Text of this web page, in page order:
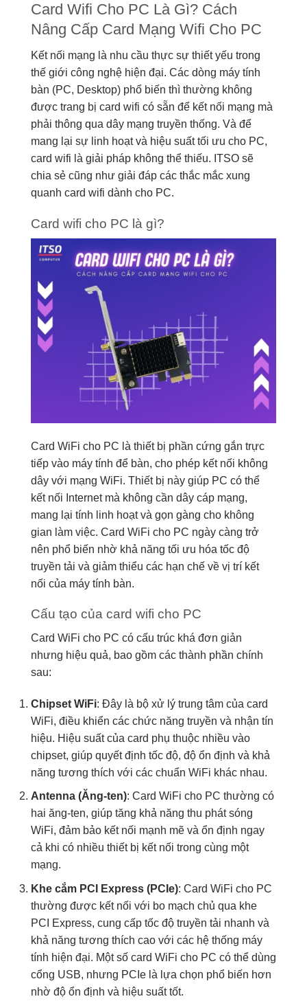
Card Wifi Cho PC Là Gì? Cách
Nâng Cấp Card Mạng Wifi Cho PC
Kết nối mạng là nhu cầu thực sự thiết yếu trong
thế giới công nghệ hiện đại. Các dòng máy tính
bàn (PC, Desktop) phổ biến thì thường không
được trang bị card wifi có sẵn để kết nối mạng mà
phải thông qua dây mạng truyền thống. Và để
mang lại sự linh hoạt và hiệu suất tối ưu cho PC,
card wifi là giải pháp không thể thiếu. ITSO sẽ
chia sẻ cũng như giải đáp các thắc mắc xung
quanh card wifi dành cho PC.
Card wifi cho PC là gì?
Card WiFi cho PC là thiết bị phần cứng gắn trực
tiếp vào máy tính để bàn, cho phép kết nối không
dây với mạng WiFi. Thiết bị này giúp PC có thể
kết nối Internet mà không cần dây cáp mạng,
mang lại tính linh hoạt và gọn gàng cho không
gian làm việc. Card WiFi cho PC ngày càng trở
nên phổ biến nhờ khả năng tối ưu hóa tốc độ
truyền tải và giảm thiểu các hạn chế về vị trí kết
nối của máy tính bàn.
Cấu tạo của card wifi cho PC
Card WiFi cho PC có cấu trúc khá đơn giản
nhưng hiệu quả, bao gồm các thành phần chính
sau:
Chipset WiFi: Đây là bộ xử lý trung tâm của card
WiFi, điều khiển các chức năng truyền và nhận tín
hiệu. Hiệu suất của card phụ thuộc nhiều vào
chipset, giúp quyết định tốc độ, độ ổn định và khả
năng tương thích với các chuẩn WiFi khác nhau.
Antenna (Ăng-ten): Card WiFi cho PC thường có
hai ăng-ten, giúp tăng khả năng thu phát sóng
WiFi, đảm bảo kết nối mạnh mẽ và ổn định ngay
cả khi có nhiều thiết bị kết nối trong cùng một
mạng.
Khe cắm PCI Express (PCIe): Card WiFi cho PC
thường được kết nối với bo mạch chủ qua khe
PCI Express, cung cấp tốc độ truyền tải nhanh và
khả năng tương thích cao với các hệ thống máy
tính hiện đại. Một số card WiFi cho PC có thể dùng
cổng USB, nhưng PCIe là lựa chọn phổ biến hơn
nhờ độ ổn định và hiệu suất tốt.